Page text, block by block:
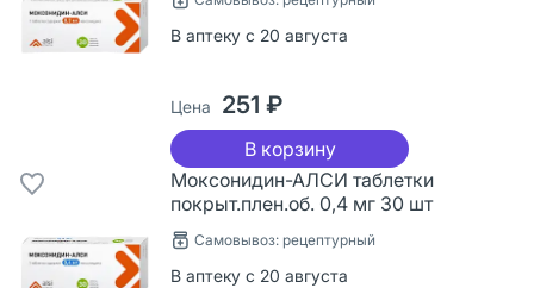
В аптеку с 20 августа
Цена 251 ₽
В корзину
Моксонидин-АЛСИ таблетки
покрыт.плен.об. 0,4 мг 30 шт
Самовывоз: рецептурный
В аптеку с 20 августа